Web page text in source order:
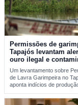
Permissões de
Tapajós levantam
ouro ilegal e
por mercúrio
Um levantamento sobre
de Lavra Garimpeira no
aponta indícios de